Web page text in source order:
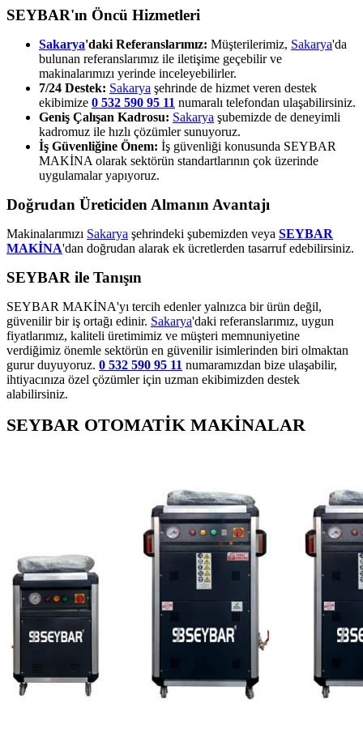
SEYBAR'ın Öncü Hizmetleri
Sakarya'daki Referanslarımız: Müşterilerimiz, Sakarya'da
bulunan referanslarımız ile iletişime geçebilir ve
makinalarımızı yerinde inceleyebilirler.
7/24 Destek: Sakarya şehrinde de hizmet veren destek
ekibimize 0 532 590 95 11 numaralı telefondan ulaşabilirsiniz.
Geniş Çalışan Kadrosu: Sakarya şubemizde de deneyimli
kadromuz ile hızlı çözümler sunuyoruz.
İş Güvenliğine Önem: İş güvenliği konusunda SEYBAR
MAKİNA olarak sektörün standartlarının çok üzerinde
uygulamalar yapıyoruz.
Doğrudan Üreticiden Almanın Avantajı
Makinalarımızı Sakarya şehrindeki şubemizden veya SEYBAR
MAKİNA'dan doğrudan alarak ek ücretlerden tasarruf edebilirsiniz.
SEYBAR ile Tanışın
SEYBAR MAKİNA'yı tercih edenler yalnızca bir ürün değil,
güvenilir bir iş ortağı edinir. Sakarya'daki referanslarımız, uygun
fiyatlarımız, kaliteli üretimimiz ve müşteri memnuniyetine
verdiğimiz önemle sektörün en güvenilir isimlerinden biri olmaktan
gurur duyuyoruz. 0 532 590 95 11 numaramızdan bize ulaşabilir,
ihtiyacınıza özel çözümler için uzman ekibimizden destek
alabilirsiniz.
SEYBAR OTOMATİK MAKİNALAR